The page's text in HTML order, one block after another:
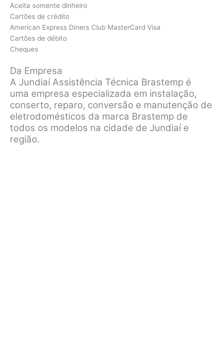
Aceita somente dinheiro
Cartões de crédito
American Express Diners Club MasterCard Visa
Cartões de débito
Cheques
Da Empresa
A Jundiaí Assistência Técnica Brastemp é
uma empresa especializada em instalação,
conserto, reparo, conversão e manutenção de
eletrodomésticos da marca Brastemp de
todos os modelos na cidade de Jundiaí e
região.